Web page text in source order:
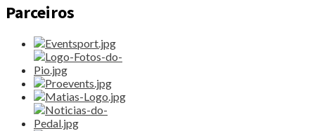
Parceiros